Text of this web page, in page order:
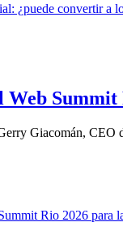
Giacomán, CEO